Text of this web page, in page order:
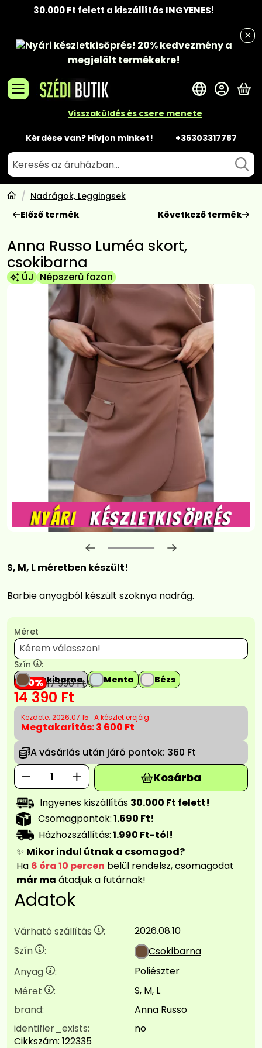
30.000 Ft felett a kiszállítás INGYENES!
Nyári készletkisöprés! 20% kedvezménya
megjelölt termékekre!
Visszaküldés és csere menete
Kérdése van? Hívjon minket! +36303317787
A
Nadrágok, Leggingsek
Előző termék
Következő termék
Anna Russo Luméa skort,
csokibarna
ÚJ Népszerű fazon
Előrehaladás:
S, M, L méretben készült!
Barbie anyagból készült szoknya nadrág.
Méret
Szín
:
Csokibarna
Menta Bézs
20 17 990Ft
14 390 Ft
Kezdete: 2026.07.15 A készlet erejéig
Megtakarítás:3 600 Ft
A vásárlás után járó pontok: 360 Ft
Kosárba
Ingyenes kiszállítás 30.000 Ft felett!
Csomagpontok:1.690 Ft!
Házhozszállítás:1.990 Ft-tól!
✨ Mikor indul útnak a csomagod?
Ha 6 óra 10 percen belül rendelsz, csomagodat
már ma átadjuk a futárnak!
Adatok
Várható szállítás :
2026.08.10
Szín
:
Csokibarna
Anyag
:
Poliészter
Méret
:
S, M, L
brand:
Anna Russo
identifier_exists:
no
Cikkszám: 122335